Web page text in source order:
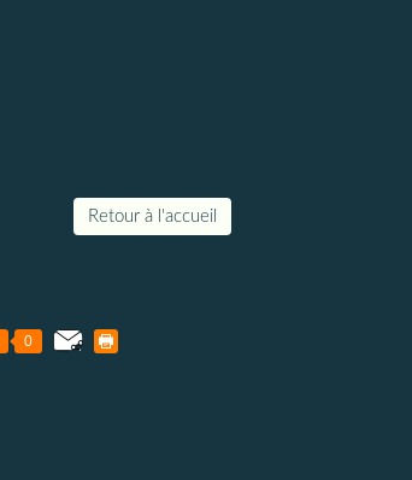
Retour à l'accueil
0